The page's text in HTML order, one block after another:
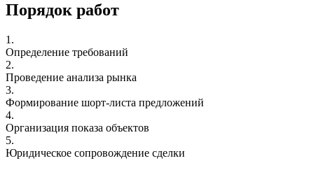
Порядок работ
1.
Определение требований
2.
Проведение анализа рынка
3.
Формирование шорт-листа предложений
4.
Организация показа объектов
5.
Юридическое сопровождение сделки